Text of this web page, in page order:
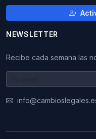
NEWSLETTER
Recibe cada semana las